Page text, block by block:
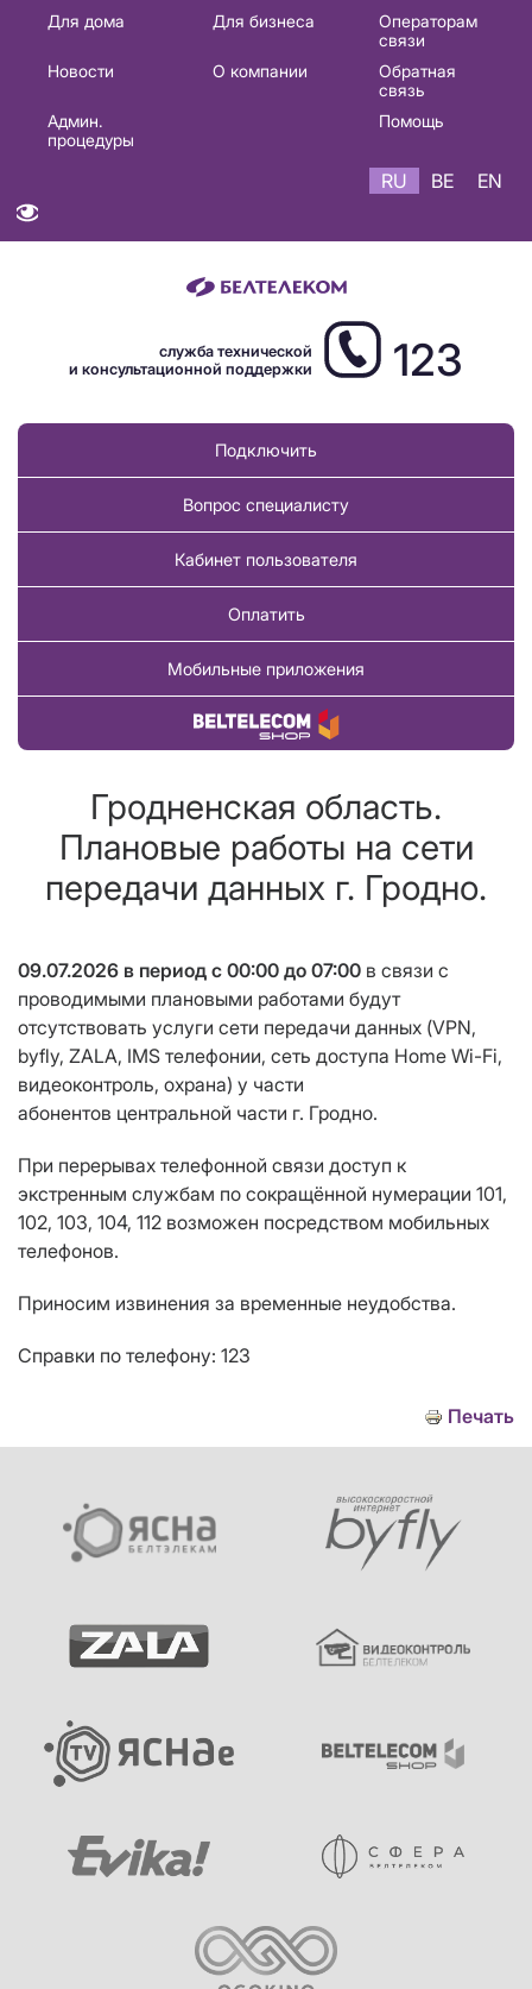
Основная
навигация
Для дома Для бизнеса
Операторам
связи
Новости
О компании
Обратная
связь
Админ.
процедуры
Помощь
RU BE EN
служба технической
и консультационной поддержки
123
Подключить
Вопрос специалисту
Кабинет пользователя
Оплатить
Мобильные приложения
Купить товар
Гродненская область.
Плановые работы на сети
передачи данных г. Гродно.
09.07.2026 в период с 00:00 до 07:00 в связи с
проводимыми плановыми работами будут
отсутствовать услуги сети передачи данных (VPN,
byfly, ZALA, IMS телефонии, сеть доступа Home Wi-Fi,
видеоконтроль, охрана) у части
абонентов центральной части г. Гродно.
При перерывах телефонной связи доступ к
экстренным службам по сокращённой нумерации 101,
102, 103, 104, 112 возможен посредством мобильных
телефонов.
Приносим извинения за временные неудобства.
Справки по телефону: 123
Печать